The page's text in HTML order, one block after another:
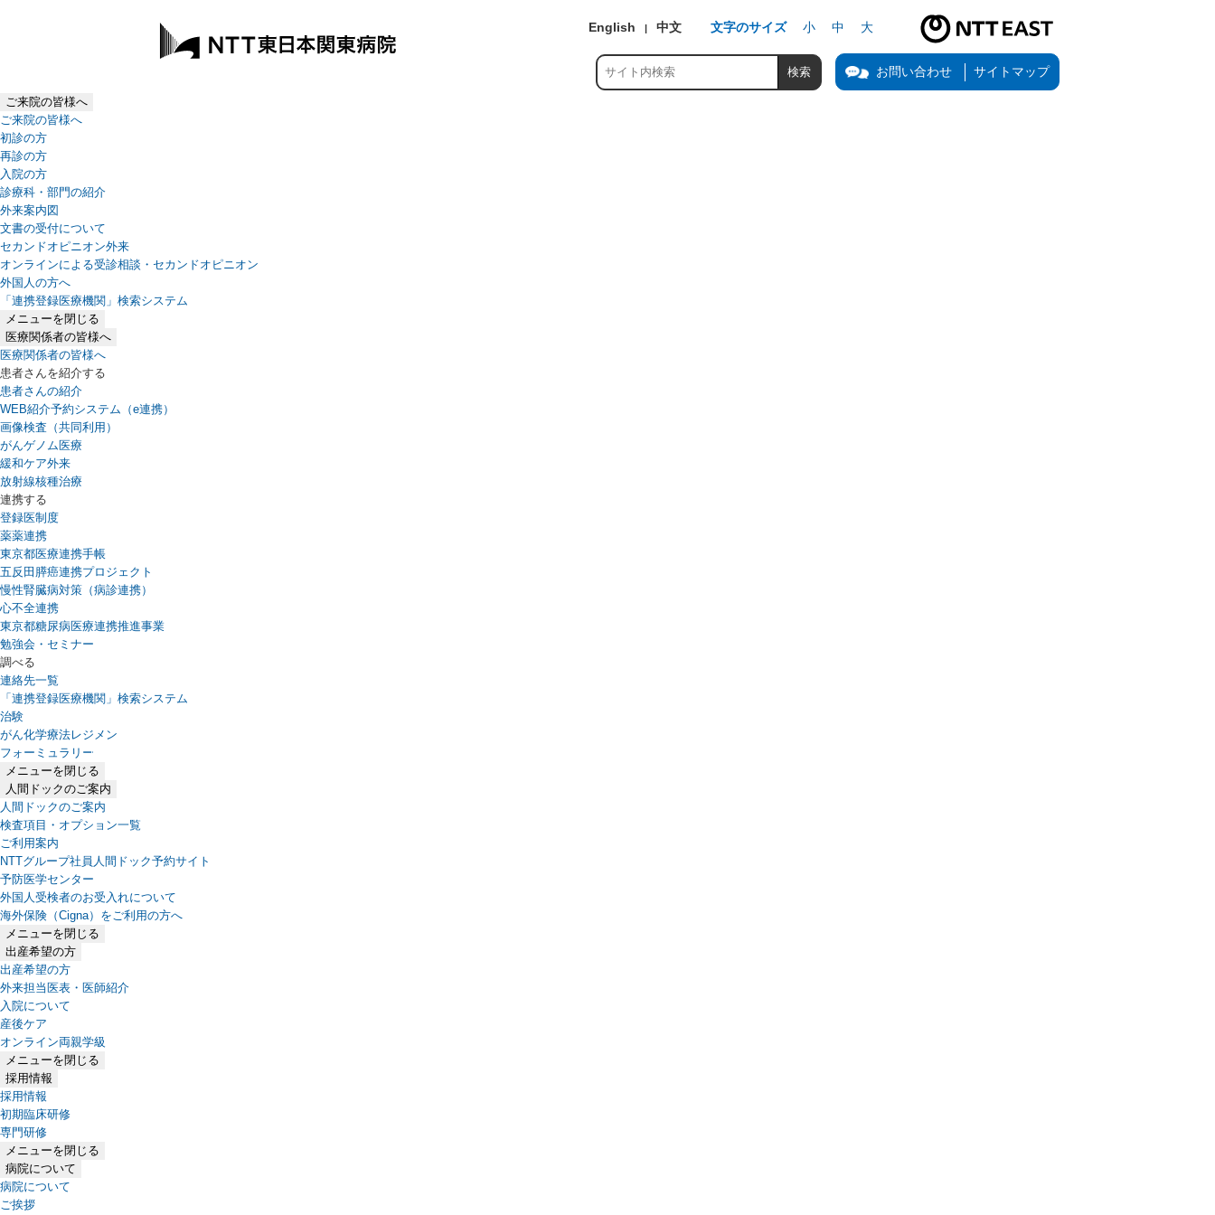
English 中文 文字のサイズ 小 中 大
NTT東日本公式サイト（新しいタブで開きます）
お問い合わせ サイトマップ
ご来院の皆様へ
ご来院の皆様へ
初診の方
再診の方
入院の方
診療科・部門の紹介
外来案内図
文書の受付について
セカンドオピニオン外来
オンラインによる受診相談・セカンドオピニオン
外国人の方へ
「連携登録医療機関」検索システム
（新しいタブで開きます）
メニューを閉じる
医療関係者の皆様へ
医療関係者の皆様へ
患者さんを紹介する
患者さんの紹介
WEB紹介予約システム（e連携）
（新しいタブで開きます）
画像検査（共同利用）
がんゲノム医療
緩和ケア外来
放射線核種治療
連携する
登録医制度
薬薬連携
東京都医療連携手帳
五反田膵癌連携プロジェクト
慢性腎臓病対策（病診連携）
心不全連携
東京都糖尿病医療連携推進事業
勉強会・セミナー
調べる
連絡先一覧
「連携登録医療機関」検索システム
（新しいタブで開きます）
治験
がん化学療法レジメン
フォーミュラリー
（PDFファイル、新しいタブで開きます）
メニューを閉じる
人間ドックのご案内
人間ドックのご案内
検査項目・オプション一覧
ご利用案内
NTTグループ社員人間ドック予約サイト
予防医学センター
外国人受検者のお受入れについて
海外保険（Cigna）をご利用の方へ
メニューを閉じる
出産希望の方
出産希望の方
外来担当医表・医師紹介
入院について
産後ケア
オンライン両親学級
メニューを閉じる
採用情報
採用情報
初期臨床研修
専門研修
メニューを閉じる
病院について
病院について
ご挨拶